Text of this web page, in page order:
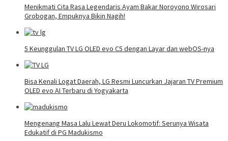
Menikmati Cita Rasa Legendaris Ayam Bakar Noroyono Wirosari
Grobogan, Empuknya Bikin Nagih!
5 Keunggulan TV LG OLED evo C5 dengan Layar dan webOS-nya
Bisa Kenali Logat Daerah, LG Resmi Luncurkan Jajaran TV Premium
OLED evo AI Terbaru di Yogyakarta
Mengenang Masa Lalu Lewat Deru Lokomotif: Serunya Wisata
Edukatif di PG Madukismo